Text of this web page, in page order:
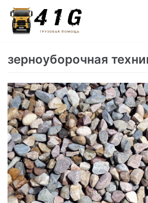
Перейти
к
зерноуборочная